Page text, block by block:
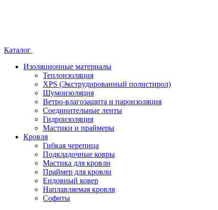
Каталог
Изоляционные материалы
Теплоизоляция
XPS (Экструдированный полистирол)
Шумоизоляция
Ветро-влагозащита и пароизоляция
Соединительные ленты
Гидроизоляция
Мастики и праймеры
Кровля
Гибкая черепица
Подкладочные ковры
Мастика для кровли
Праймер для кровли
Ендовный ковер
Наплавляемая кровля
Софиты